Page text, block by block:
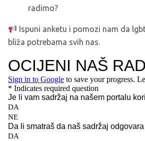
radimo?
Ispuni anketu i pomozi nam da
bliža potrebama svih nas.